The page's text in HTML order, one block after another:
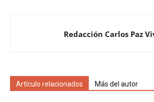
Redacción Carlos Paz
Artículo relacionados Más del autor